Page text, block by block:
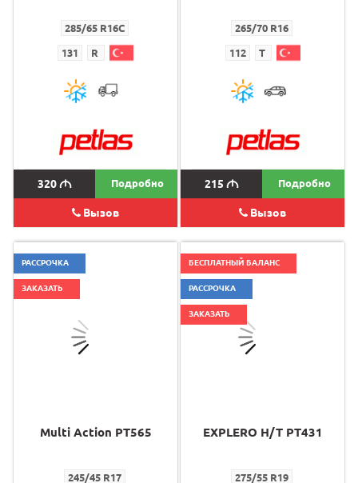
285/65 R16C
131 R
320M Подробно
Вызов
265/70 R16
112 T
215 M Подробно
Вызов
РАССРОЧКА
ЗАКАЗАТЬ
Multi Action PT565
245/45 R17
БЕСПЛАТНЫЙ БАЛАНС
РАССРОЧКА
ЗАКАЗАТЬ
EXPLERO H/T PT431
275/55 R19